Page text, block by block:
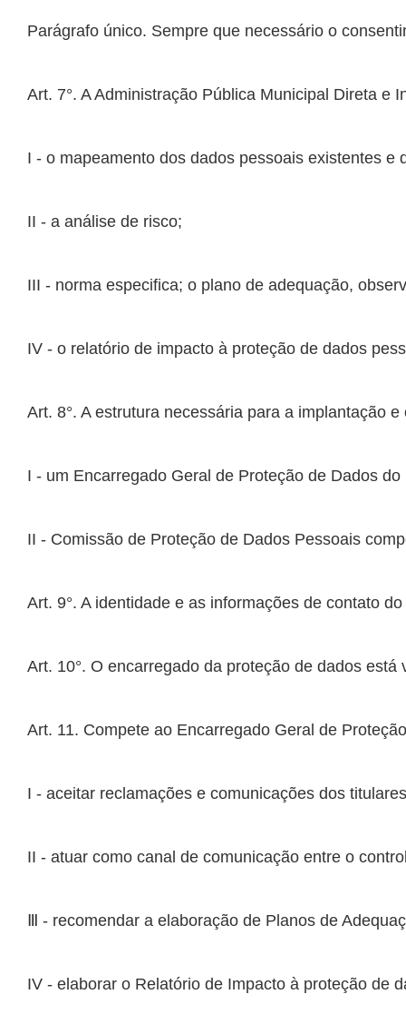
I - um Encarregado Geral de Proteção de Dados
II - Comissão de Proteção de Dados Pessoais
II - atuar como canal de comunicação entre o